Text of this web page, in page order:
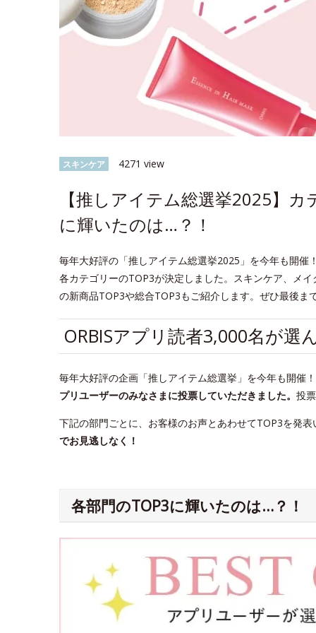
スキンケア 4271 view
【推しアイテム総選挙2025】
に輝いたのは…？！
毎年大好評の「推しアイテム総選挙2025」を今年も開
各カテゴリーのTOP3が決定しました。スキンケア、メ
の新商品TOP3や総合TOP3もご紹介します。ぜひ最後ま
ORBISアプリ読者3,000名が
毎年大好評の企画「推しアイテム総選挙」を今年も開催
プリユーザーのみなさまに投票していただきました。 投
下記の部門ごとに、お客様のお声とあわせてTOP3を発表
でお見逃しなく！
各部門のTOP3に輝いたのは…？！